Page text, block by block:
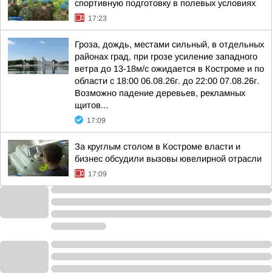
спортивную подготовку в полевых условиях
17:23
Гроза, дождь, местами сильный, в отдельных
районах град, при грозе усиление западного
ветра до 13-18м/с ожидается в Костроме и по
области с 18:00 06.08.26г. до 22:00 07.08.26г.
Возможно падение деревьев, рекламных
щитов...
17:09
За круглым столом в Костроме власти и
бизнес обсудили вызовы ювелирной отрасли
17:09